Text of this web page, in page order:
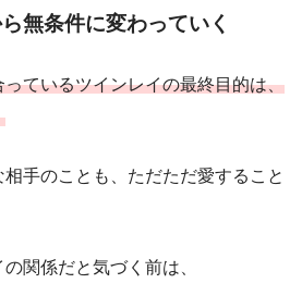
無条件に変わっていく
ているツインレイの最終目的は、
手のことも、ただただ愛すること
関係だと気づく前は、